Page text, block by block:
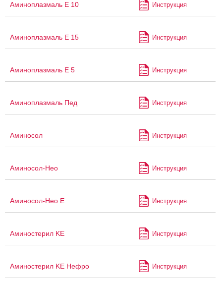
Аминоплазмаль Е 10 Инструкция
Аминоплазмаль Е 15 Инструкция
Аминоплазмаль Е 5 Инструкция
Аминоплазмаль Пед Инструкция
Аминосол Инструкция
Аминосол-Нео Инструкция
Аминосол-Нео Е Инструкция
Аминостерил KE Инструкция
Аминостерил KE Нефро Инструкция